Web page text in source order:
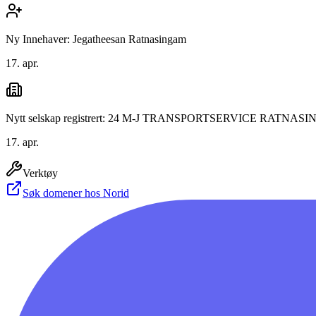
Ny Innehaver: Jegatheesan Ratnasingam
17. apr.
Nytt selskap registrert: 24 M-J TRANSPORTSERVICE
17. apr.
Verktøy
Søk domener hos Norid